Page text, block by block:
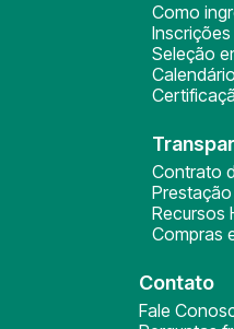
Como
Seleção
Contrato
Recursos
Compras
Contato
Fale